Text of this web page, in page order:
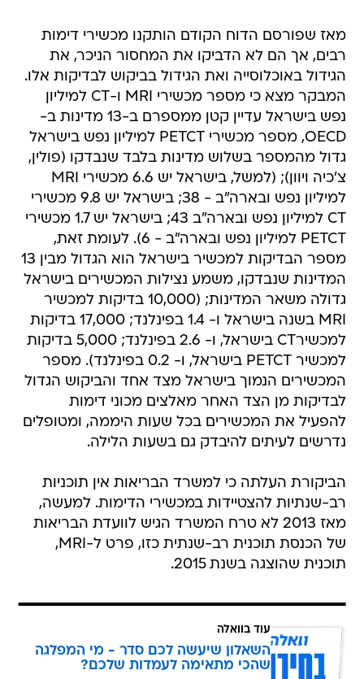
מאז שפורסם הדוח הקודם הותקנו מכשירי דימות
רבים, אך הם לא הדביקו את המחסור הניכר, את
הגידול באוכלוסייה ואת הגידול בביקוש לבדיקות אלו.
המבקר מצא כי מספר מכשירי MRI ו-CT למיליון
נפש בישראל עדיין קטן ממספרם ב-13 מדינות ב-
OECD, מספר מכשירי PETCT למיליון נפש בישראל
גדול מהמספר בשלוש מדינות בלבד שנבדקו (פולין,
צ'כיה ויוון); (למשל, בישראל יש 6.6 מכשירי MRI
למיליון נפש ובארה"ב - 38; בישראל יש 9.8 מכשירי
CT למיליון נפש ובארה"ב 43; בישראל יש 1.7 מכשירי
PETCT למיליון נפש ובארה"ב - 6). לעומת זאת,
מספר הבדיקות למכשיר בישראל הוא הגדול מבין 13
המדינות שנבדקו, משמע נצילות המכשירים בישראל
גדולה משאר המדינות; (10,000 בדיקות למכשיר
MRI בשנה בישראל ו- 1.4 בפינלנד; 17,000 בדיקות
למכשירCT בישראל, ו- 2.6 בפינלנד; 5,000 בדיקות
למכשיר PETCT בישראל, ו- 0.2 בפינלנד). מספר
המכשירים הנמוך בישראל מצד אחד והביקוש הגדול
לבדיקות מן הצד האחר מאלצים מכוני דימות
להפעיל את המכשירים בכל שעות היממה, ומטופלים
נדרשים לעיתים להיבדק גם בשעות הלילה.
הביקורת העלתה כי למשרד הבריאות אין תוכניות
רב-שנתיות להצטיידות במכשירי הדימות. למעשה,
מאז 2013 לא טרח המשרד הגיש לוועדת הבריאות
של הכנסת תוכנית רב-שנתית כזו, פרט ל-MRI,
תוכנית שהוצגה בשנת 2015.
עוד בוואלה
השאלון שיעשה לכם סדר - מי המפלגה
שהכי מתאימה לעמדות שלכם?